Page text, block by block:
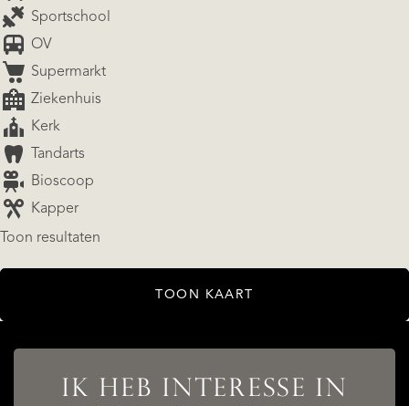
Sportschool
OV
Supermarkt
Ziekenhuis
Kerk
Tandarts
Bioscoop
Kapper
Toon resultaten
TOON KAART
IK HEB INTERESSE IN
AANBOD
DIENSTEN